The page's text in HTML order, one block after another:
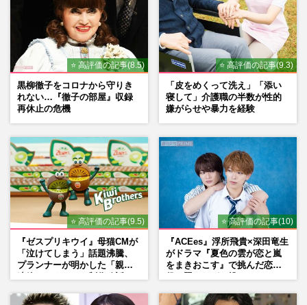
⭐ 高評価の記事(8.5)
黒柳徹子をコロナから守りき
れない…『徹子の部屋』収録
再休止の危機
⭐ 高評価の記事(9.3)
「皮をめくって洗え」「添い
寝して」介護職の半数が性的
嫌がらせや暴力を経験
⭐ 高評価の記事(9.5)
『ゼスプリキウイ』母猫CMが
「泣けてしまう」話題沸騰、
プランナーが明かした「親に
⭐ 高評価の記事(10)
『ACEes』浮所飛貴×深田竜生
がドラマ『夏色の雲が恋と嵐
をまきおこす』で挑んだ恋人